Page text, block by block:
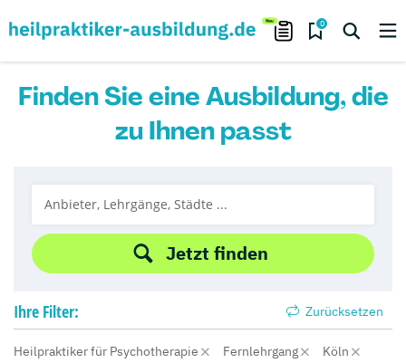
0
Finden Sie eine Ausbildung, die
zu Ihnen passt
Jetzt finden
Ihre Filter: Zurücksetzen
Heilpraktiker für Psychotherapie Fernlehrgang Köln